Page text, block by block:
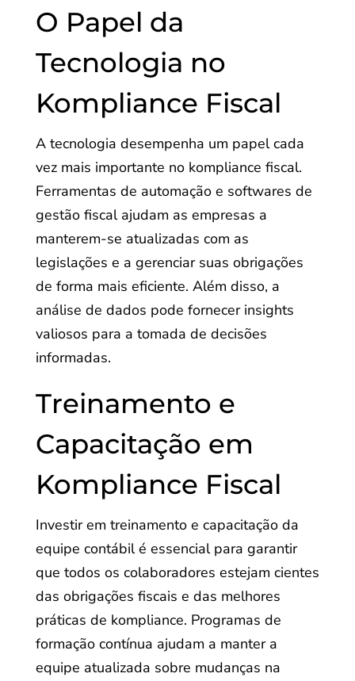
O Papel da
Tecnologia no
Kompliance Fiscal
A tecnologia desempenha um papel cada
vez mais importante no kompliance fiscal.
Ferramentas de automação e softwares de
gestão fiscal ajudam as empresas a
manterem-se atualizadas com as
legislações e a gerenciar suas obrigações
de forma mais eficiente. Além disso, a
análise de dados pode fornecer insights
valiosos para a tomada de decisões
informadas.
Treinamento e
Capacitação em
Kompliance Fiscal
Investir em treinamento e capacitação da
equipe contábil é essencial para garantir
que todos os colaboradores estejam cientes
das obrigações fiscais e das melhores
práticas de kompliance. Programas de
formação contínua ajudam a manter a
equipe atualizada sobre mudanças na